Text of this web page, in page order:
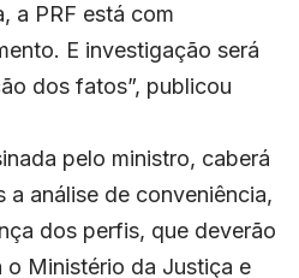
a PRF está com
E investigação será
dos fatos”, publicou
pelo ministro, caberá
análise de conveniência,
dos perfis, que deverão
o Ministério da Justiça e